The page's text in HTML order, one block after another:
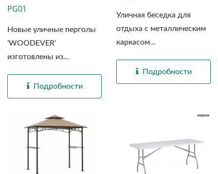
PG01
Новые уличные перголы
'WOODEVER'
изготовлены из
Подробности
Уличная беседка для
отдыха с металлическим
каркасом...
Подробности